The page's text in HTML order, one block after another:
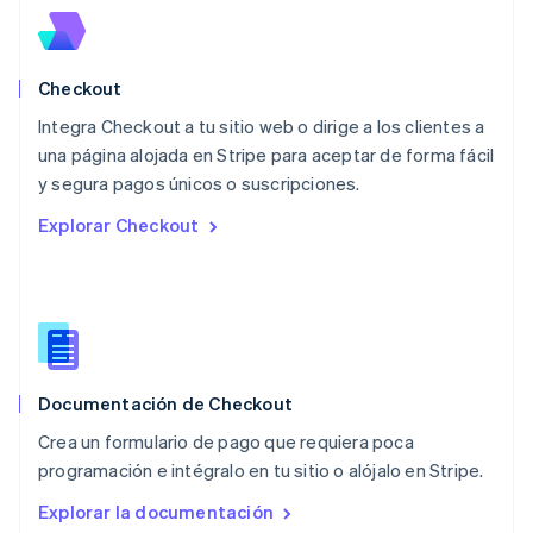
Checkout
Integra Checkout a tu sitio web o dirige a los clientes a
una página alojada en Stripe para aceptar de forma fácil
y segura pagos únicos o suscripciones.
Explorar Checkout
Documentación de Checkout
Crea un formulario de pago que requiera poca
programación e intégralo en tu sitio o alójalo en Stripe.
Explorar la documentación
Malta
English
Español
English
Nueva Zelandia
English
NederlandsEnglish
Português
RAE de Hong Kong, China
Reino Unido
República Checa
English
English